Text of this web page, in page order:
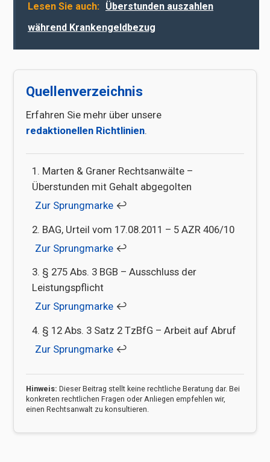
Lesen Sie auch:
Überstunden auszahlen
während Krankengeldbezug
Quellenverzeichnis
Erfahren Sie mehr über unsere
redaktionellen Richtlinien.
Marten & Graner Rechtsanwälte –
Überstunden mit Gehalt abgegolten
↩︎
BAG, Urteil vom 17.08.2011 – 5 AZR 406/10
↩︎
§ 275 Abs. 3 BGB – Ausschluss der
Leistungspflicht
↩︎
§ 12 Abs. 3 Satz 2 TzBfG – Arbeit auf Abruf
↩︎
Hinweis: Dieser Beitrag stellt keine rechtliche Beratung dar. Bei
konkreten rechtlichen Fragen oder Anliegen empfehlen wir,
einen Rechtsanwalt zu konsultieren.